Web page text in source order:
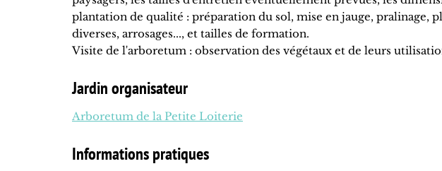
plantation de qualité : préparation du sol, mise en jauge, pralinage,
diverses, arrosages..., et tailles de formation.
Visite de l'arboretum : observation des végétaux et de leurs
Jardin organisateur
Arboretum de la Petite Loiterie
Informations pratiques